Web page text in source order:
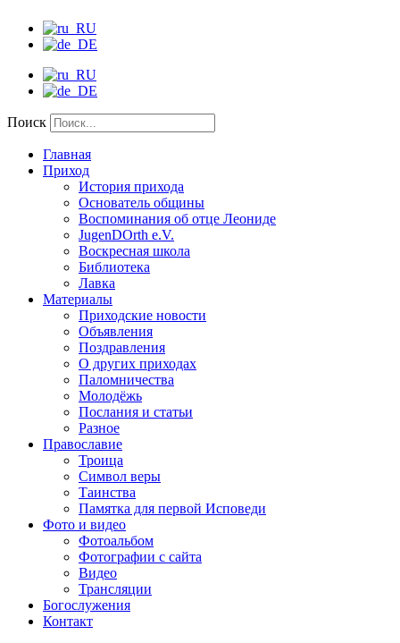
Поиск
Главная
Приход
История прихода
Основатель общины
Воспоминания об отце Леониде
JugenDOrth e.V.
Воскресная школа
Библиотека
Лавка
Материалы
Приходские новости
Объявления
Поздравления
О других приходах
Паломничества
Молодёжь
Послания и статьи
Разное
Православие
Троица
Символ веры
Таинства
Памятка для первой Исповеди
Фото и видео
Фотоальбом
Фотографии с сайта
Видео
Трансляции
Богослужения
Контакт